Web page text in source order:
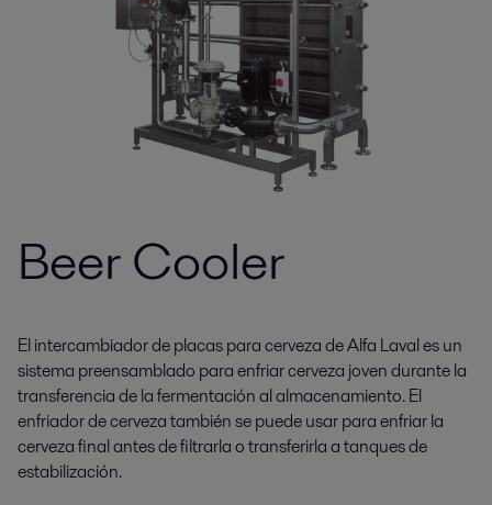
Beer Cooler
El intercambiador de placas para cerveza de Alfa Laval es un
sistema preensamblado para enfriar cerveza joven durante la
transferencia de la fermentación al almacenamiento. El
enfriador de cerveza también se puede usar para enfriar la
cerveza final antes de filtrarla o transferirla a tanques de
estabilización.